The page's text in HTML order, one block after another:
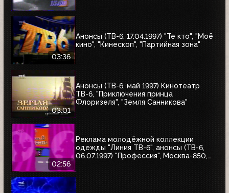
03:36
Анонсы (ТВ-6, 17.04.1997) "Те кто", "Моё
кино", "Кинескоп", "Партийная зона"
03:01
Анонсы (ТВ-6, май 1997) Кинотеатр
ТВ-6, "Приключения принца
Флоризеля", "Земля Санникова"
02:56
Реклама молодёжной коллекции
одежды "Линия ТВ-6", анонсы (ТВ-6,
06.07.1997) "Профессия", Москва-850,